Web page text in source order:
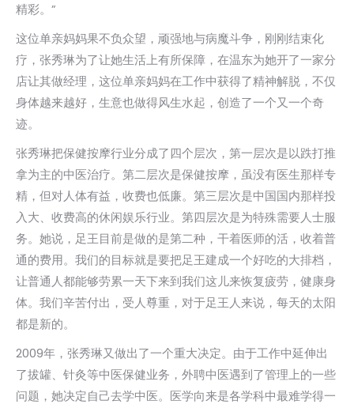
精彩。”
这位单亲妈妈果不负众望，顽强地与病魔斗争，刚刚结束化
疗，张秀琳为了让她生活上有所保障，在温东为她开了一家分
店让其做经理，这位单亲妈妈在工作中获得了精神解脱，不仅
身体越来越好，生意也做得风生水起，创造了一个又一个奇
迹。
张秀琳把保健按摩行业分成了四个层次，第一层次是以跌打推
拿为主的中医治疗。第二层次是保健按摩，虽没有医生那样专
精，但对人体有益，收费也低廉。第三层次是中国国内那样投
入大、收费高的休闲娱乐行业。第四层次是为特殊需要人士服
务。她说，足王目前是做的是第二种，干着医师的活，收着普
通的费用。我们的目标就是要把足王建成一个好吃的大排档，
让普通人都能够劳累一天下来到我们这儿来恢复疲劳，健康身
体。我们辛苦付出，受人尊重，对于足王人来说，每天的太阳
都是新的。
2009年，张秀琳又做出了一个重大决定。由于工作中延伸出
了拔罐、针灸等中医保健业务，外聘中医遇到了管理上的一些
问题，她决定自己去学中医。医学向来是各学科中最难学得一